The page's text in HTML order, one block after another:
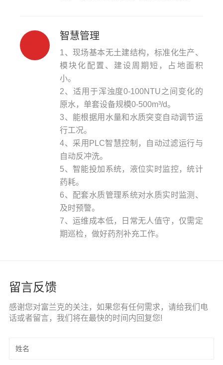
智慧管理
1、现场基本无土建结构，标准化生产、
模块化配置、建设周期短，占地面积
小。
2、适用于浑浊度0-100NTU之间变化的
原水，单套设备规模0-500m³/d。
3、能根据用水量和水质突变自动调节运
行工况。
4、采用PLC智慧控制，自动过滤运行与
自动反冲洗。
5、智能投加系统，液位实时监控，统计
药耗。
6、配套水质管理系统对水质实时监测、
及时预警。
7、运维成本低，日常无人值守，仅需定
期巡检，做好药剂补充工作。
留言反馈
感谢您对富兰克的关注，如果您有任何需求，请给我们电
话或者留言，我们将在最快的时间内回复您!